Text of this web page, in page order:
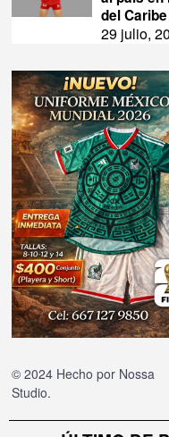
del Caribe
29 julio,
© 2024 Hecho por Nossa
Studio.